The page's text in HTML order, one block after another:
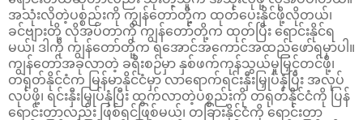
အသုံးလိုတဲ့ပစ္စည်းကို ကျွန်တော်တို့က ထုတ်ပေးနိုင်ဖို့လိုတယ်၊
ခင်ဗျားတို့ လိုအပ်တာကို ကျွန်တော်တို့က ထုတ်ပြီး ရောင်းနိုင်ရ
မယ်၊ ဒါကို ကျွန်တော်တို့က ရအောင်အကောင်အထည်ဖော်ရမှာပါ။
ကျွန်တော်အခုလာတဲ့ ခရီးစဉ်မှာ နှစ်ဖက်ကုန်သွယ်မှုမြှင့်တင်ဖို့၊
တရုတ်နိုင်ငံက မြန်မာနိုင်ငံမှာ လာရောက်ရင်းနှီးမြှုပ်နှံပြီး အလုပ်
လုပ်ဖို့၊ ရင်းနှီးမြှုပ်နှံပြီး ထွက်လာတဲ့ပစ္စည်းကို တရုတ်နိုင်ငံကို ပြန်
ရောင်းတာလည်း ဖြစ်ရင်ဖြစ်မယ်၊ တခြားနိုင်ငံကို ရောင်းတာ